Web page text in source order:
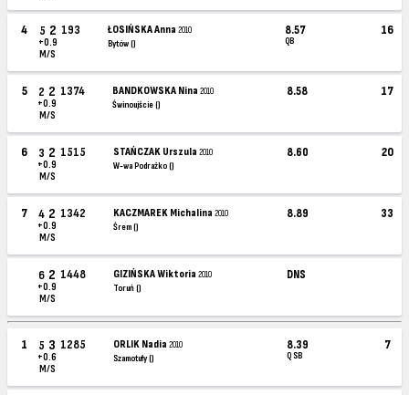
4 5 2
+0.9
M/S
193 ŁOSIŃSKA Anna2010
Bytów ()
8.57
QB
16
5 2 2
+0.9
M/S
1374 BANDKOWSKA Nina2010
Świnoujście ()
8.58 17
6 3 2
+0.9
M/S
1515 STAŃCZAK Urszula 2010
W-wa Podrażko ()
8.60 20
7 4 2
+0.9
M/S
1342 KACZMAREK Michalina 2010
Śrem ()
8.89 33
6 2
+0.9
M/S
1448 GIZIŃSKA Wiktoria 2010
Toruń ()
DNS
1 5 3
+0.6
M/S
1285 ORLIK Nadia 2010
Szamotuły ()
8.39
Q SB
7